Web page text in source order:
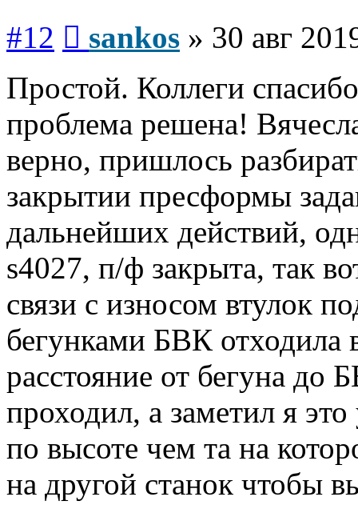
#12 sankos » 30 авг
Простой. Коллеги
проблема решена!
верно, пришлось
закрытии пресформы
дальнейших действий,
s4027, п/ф закрыта, так
связи с износом втулок
бегунками БВК отходила
расстояние от бегуна до
проходил, а заметил я
по высоте чем та на
на другой станок чтобы